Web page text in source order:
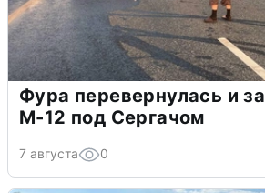
Фура перевернулась и
М-12 под Сергачом
7 августа 0